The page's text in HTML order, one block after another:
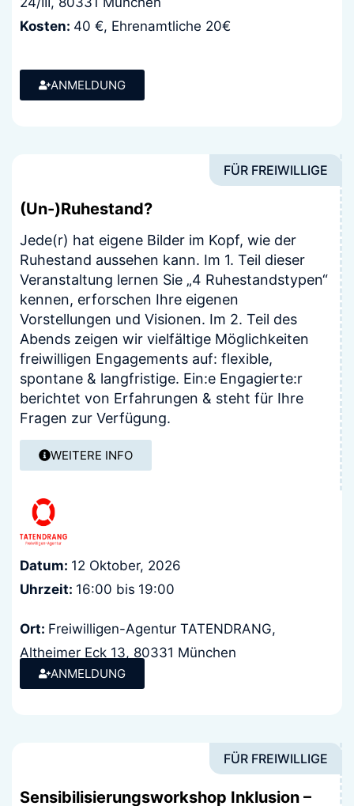
Kosten: 40 €, Ehrenamtliche 20€
ANMELDUNG
FÜR FREIWILLIGE
(Un-)Ruhestand?
Jede(r) hat eigene Bilder im Kopf, wie der
Ruhestand aussehen kann. Im 1. Teil dieser
Veranstaltung lernen Sie „4 Ruhestandstypen“
kennen, erforschen Ihre eigenen
Vorstellungen und Visionen. Im 2. Teil des
Abends zeigen wir vielfältige Möglichkeiten
freiwilligen Engagements auf: flexible,
spontane & langfristige. Ein:e Engagierte:r
berichtet von Erfahrungen & steht für Ihre
Fragen zur Verfügung.
WEITERE INFO
Datum: 12 Oktober, 2026
Uhrzeit: 16:00 bis 19:00
Ort: Freiwilligen-Agentur TATENDRANG,
Altheimer Eck 13, 80331 München
Kosten:keine
ANMELDUNG
FÜR FREIWILLIGE
Sensibilisierungsworkshop Inklusion –